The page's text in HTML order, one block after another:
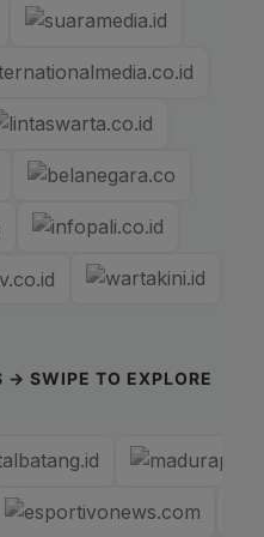
→ SWIPE TO EXPLORE